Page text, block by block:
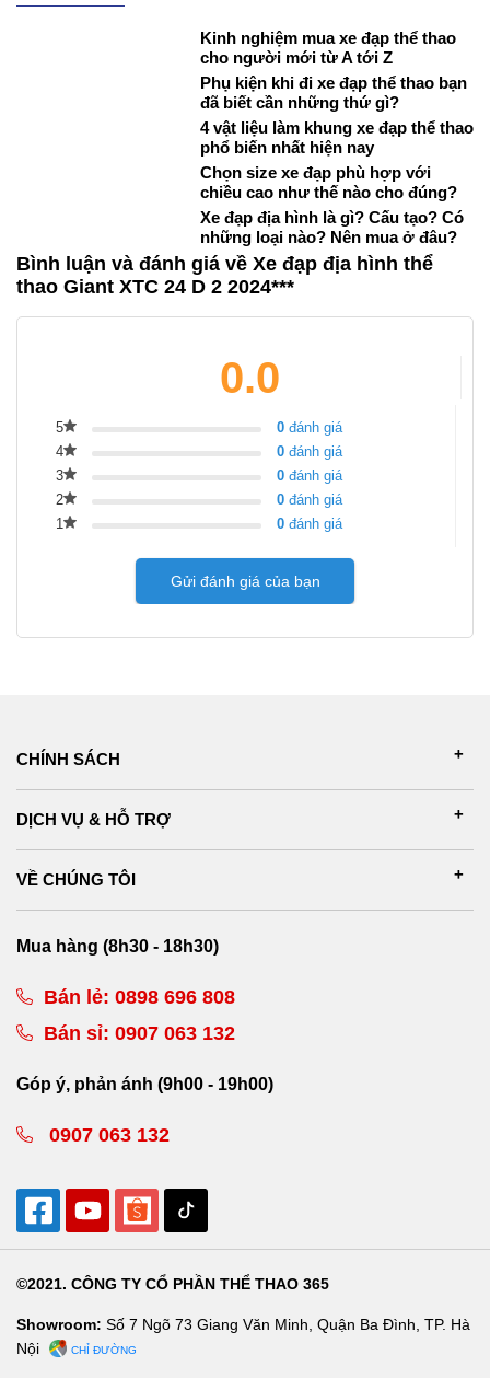
Kinh nghiệm mua xe đạp thể thao
cho người mới từ A tới Z
Phụ kiện khi đi xe đạp thể thao bạn
đã biết cần những thứ gì?
4 vật liệu làm khung xe đạp thể thao
phổ biến nhất hiện nay
Chọn size xe đạp phù hợp với
chiều cao như thế nào cho đúng?
Xe đạp địa hình là gì? Cấu tạo? Có
những loại nào? Nên mua ở đâu?
Bình luận và đánh giá về Xe đạp địa hình thể
thao Giant XTC 24 D 2 2024***
0.0
5 0 đánh giá
4
0 đánh giá
3
0 đánh giá
2
0 đánh giá
1
0 đánh giá
Gửi đánh giá của bạn
CHÍNH SÁCH
DỊCH VỤ & HỖ TRỢ
VỀ CHÚNG TÔI
Mua hàng (8h30 - 18h30)
Bán lẻ: 0898 696 808
Bán sỉ: 0907 063 132
Góp ý, phản ánh (9h00 - 19h00)
0907 063 132
©2021. CÔNG TY CỔ PHẦN THỂ THAO 365
Showroom: Số 7 Ngõ 73 Giang Văn Minh, Quận Ba Đình, TP. Hà
Nội
CHỈ ĐƯỜNG